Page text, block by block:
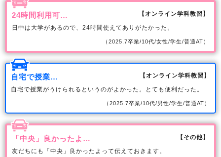
24時間利用可…
【オンライン学科教習】
日中は大学があるので、24時間使えてありがたかった。
（2025.7卒業/10代/女性/学生/普通AT）
自宅で授業…
【オンライン学科教習】
自宅で授業がうけられるというのがよかった。とても便利だった。
（2025.7卒業/10代/男性/学生/普通AT）
「中央」良かったよ…
【その他】
友だちにも「中央」良かったよって伝えておきます。